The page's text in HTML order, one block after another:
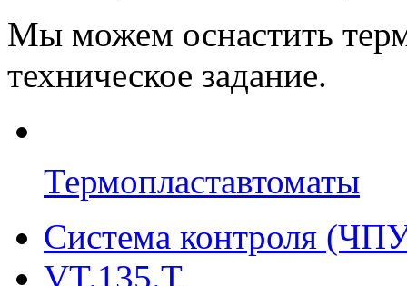
Мы можем оснастить
техническое задание.
Термопластавтоматы
Система контроля
VT.135.T